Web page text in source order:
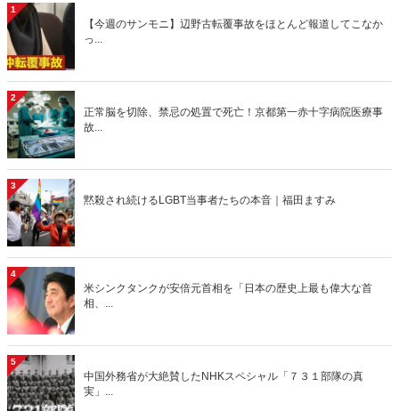
1
【今週のサンモニ】辺野古転覆事故をほとんど報道してこなか
っ...
2
正常脳を切除、禁忌の処置で死亡！京都第一赤十字病院医療事
故...
3
黙殺され続けるLGBT当事者たちの本音｜福田ますみ
4
米シンクタンクが安倍元首相を「日本の歴史上最も偉大な首
相、...
5
中国外務省が大絶賛したNHKスペシャル「７３１部隊の真
実」...